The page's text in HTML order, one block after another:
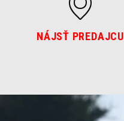
NÁJSŤ PREDAJCU